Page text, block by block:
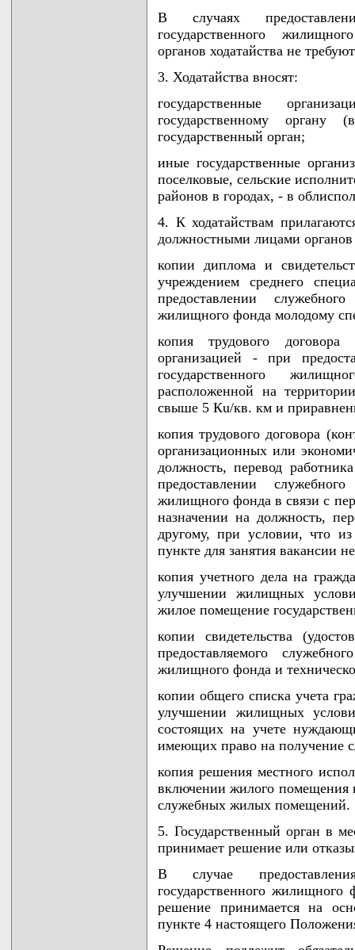
В случаях
государственного
органов ходатайства не
3. Ходатайства вносят:
государственные
государственному
государственный орган;
иные государственные
поселковые, сельские
районов в городах, - в
4. К ходатайствам
должностными лицами
копии диплома и
учреждением среднего
предоставлении
жилищного фонда молодому
копия трудового
организацией - при
государственного
расположенной на
свыше 5 Кu/кв. км и
копия трудового договора
организационных или
должность, перевод
предоставлении
жилищного фонда в связи с
назначении на должность,
другому, при условии, что
пункте для занятия вакансии
копия учетного дела на
улучшении жилищных
жилое помещение
копии свидетельства
предоставляемого
жилищного фонда и
копии общего списка учета
улучшении жилищных
состоящих на учете
имеющих право на получение
копия решения местного
включении жилого помещения
служебных жилых помещений.
5. Государственный орган в
принимает решение или
В случае
государственного жилищного
решение принимается на
пункте 4 настоящего